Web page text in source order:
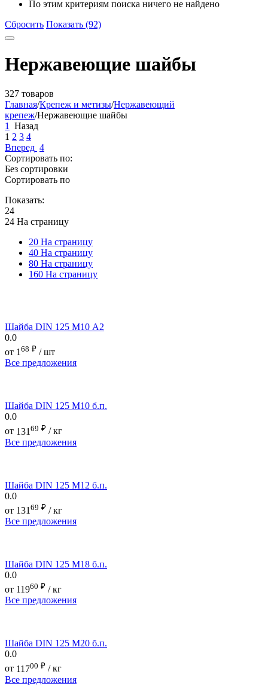
По этим критериям поиска ничего не найдено
Сбросить Показать (92)
Нержавеющие шайбы
327 товаров
Главная/Крепеж и метизы/Нержавеющий
крепеж/Нержавеющие шайбы
1
Назад
1 2 3 4
Вперед 4
Сортировать по:
Без сортировки
Сортировать по
Показать:
24
24 На страницу
20 На страницу
40 На страницу
80 На страницу
160 На страницу
Шайба DIN 125 М10 А2
0.0
от 1 68 ₽ / шт
Все предложения
Шайба DIN 125 М10 б.п.
0.0
от 131 69 ₽ / кг
Все предложения
Шайба DIN 125 М12 б.п.
0.0
от 131 69 ₽ / кг
Все предложения
Шайба DIN 125 М18 б.п.
0.0
от 11960 ₽ / кг
Все предложения
Шайба DIN 125 М20 б.п.
0.0
от 11700 ₽ / кг
Все предложения